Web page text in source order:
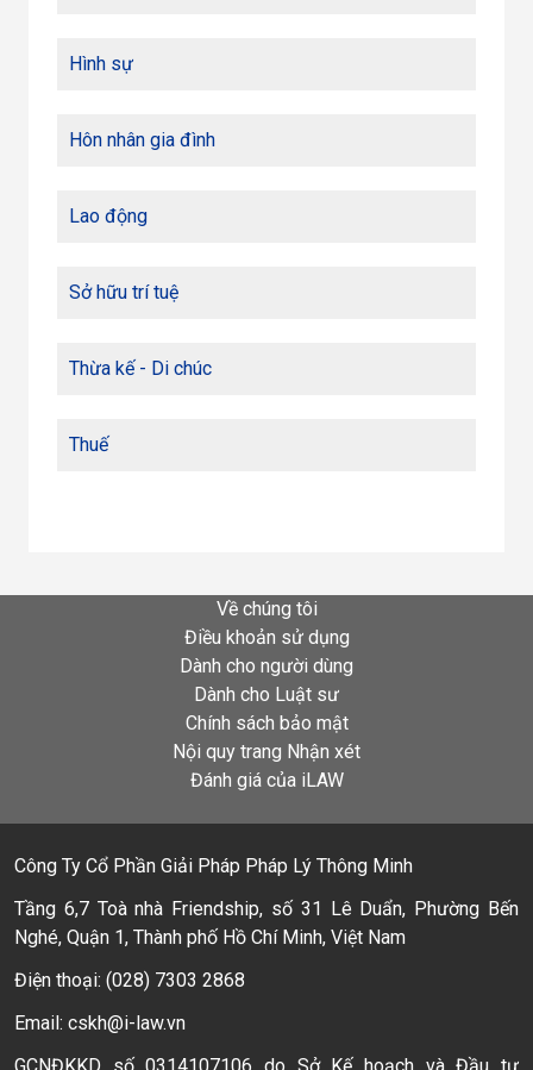
Hình sự
Hôn nhân gia đình
Lao động
Sở hữu trí tuệ
Thừa kế - Di chúc
Thuế
Về chúng tôi
Điều khoản sử dụng
Dành cho người dùng
Dành cho Luật sư
Chính sách bảo mật
Nội quy trang Nhận xét
Đánh giá của iLAW
Công Ty Cổ Phần Giải Pháp Pháp Lý Thông Minh
Tầng 6,7 Toà nhà Friendship, số 31 Lê Duẩn, Phường Bến
Nghé, Quận 1, Thành phố Hồ Chí Minh, Việt Nam
Điện thoại: (028) 7303 2868
Email: cskh@i-law.vn